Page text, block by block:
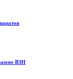
ВЗН